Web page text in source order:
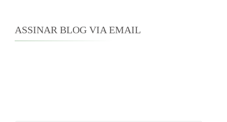
ASSINAR BLOG VIA EMAIL